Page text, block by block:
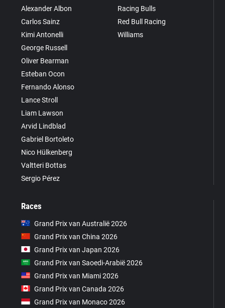
Alexander Albon
Carlos Sainz
Kimi Antonelli
George Russell
Oliver Bearman
Esteban Ocon
Fernando Alonso
Lance Stroll
Liam Lawson
Arvid Lindblad
Gabriel Bortoleto
Nico Hülkenberg
Valtteri Bottas
Sergio Pérez
Racing Bulls
Red Bull Racing
Williams
Races
Grand Prix van Australië 2026
Grand Prix van China 2026
Grand Prix van Japan 2026
Grand Prix van Saoedi-Arabië 2026
Grand Prix van Miami 2026
Grand Prix van Canada 2026
Grand Prix van Monaco 2026